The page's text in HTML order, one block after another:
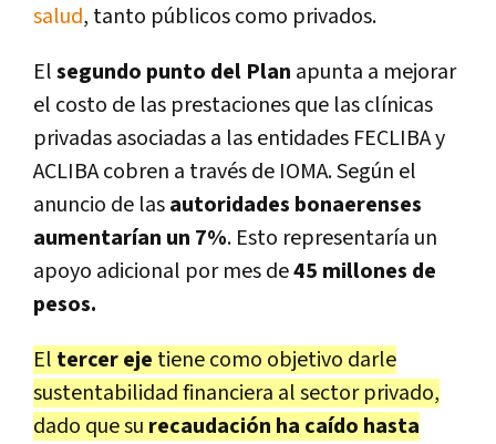
salud, tanto públicos como privados.
Elsegundo punto del Plan apunta a mejorar
el costo de las prestaciones que las clínicas
privadas asociadas a las entidades FECLIBA y
ACLIBA cobren a través de IOMA. Según el
anuncio de lasautoridades bonaerenses
aumentarían un 7%. Esto representaría un
apoyo adicional por mes de45 millones de
pesos.
El tercer eje tiene como objetivo darle
sustentabilidad financiera al sector privado,
dado que su recaudación ha caído hasta